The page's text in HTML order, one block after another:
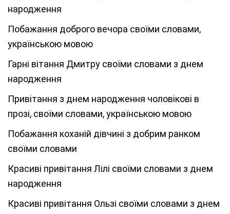
народження
Побажання доброго вечора своїми словами,
українською мовою
Гарні вітання Дмитру своїми словами з днем
народження
Привітання з днем народження чоловікові в
прозі, своїми словами, українською мовою
Побажання коханій дівчині з добрим ранком
своїми словами
Красиві привітання Лілі своїми словами з днем
народження
Красиві привітання Ользі своїми словами з днем